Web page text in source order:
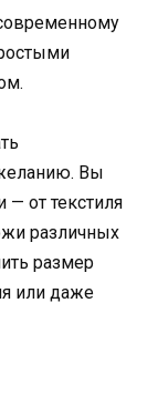
Вы
от текстиля
различных
размер
или даже